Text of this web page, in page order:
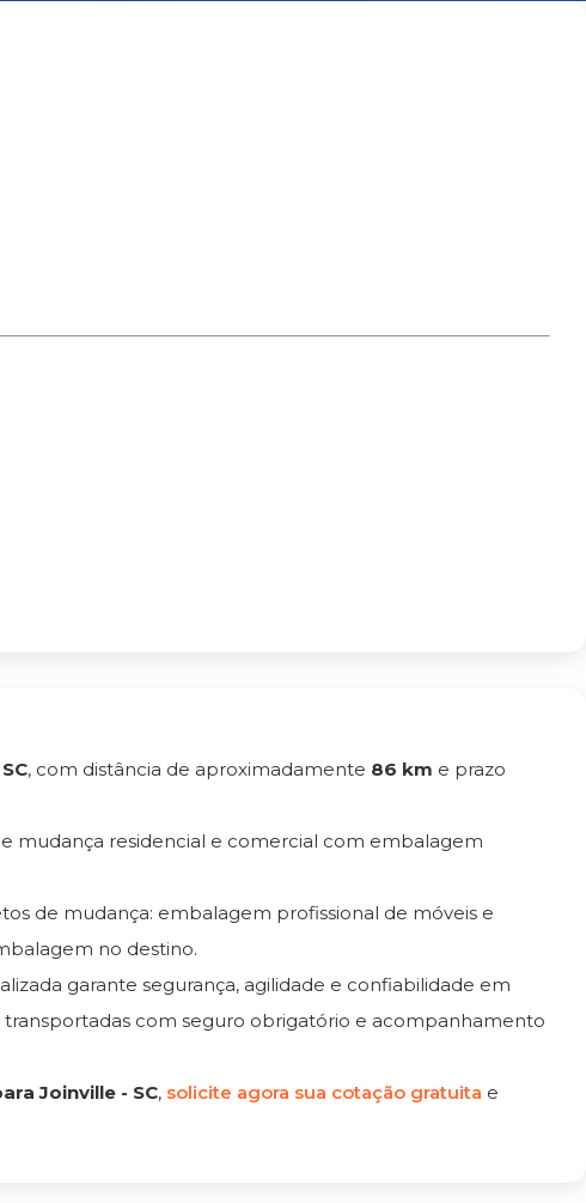
, com distância de aproximadamente 86 km e prazo
mudança residencial e comercial com embalagem
de mudança: embalagem profissional de móveis e
no destino.
garante segurança, agilidade e confiabilidade em
com seguro obrigatório e acompanhamento
Joinville - SC, solicite agora sua cotação gratuita e